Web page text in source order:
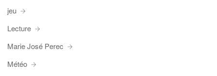
jeu
Lecture
Marie José Perec
Météo